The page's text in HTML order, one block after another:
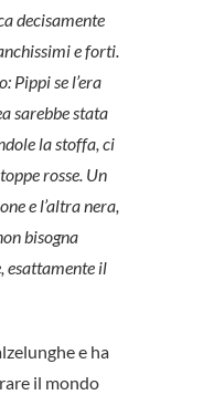
decisamente
e forti.
Pippi se l’era
sarebbe stata
la stoffa, ci
rosse. Un
e l’altra nera,
bisogna
esattamente il
e ha
il mondo